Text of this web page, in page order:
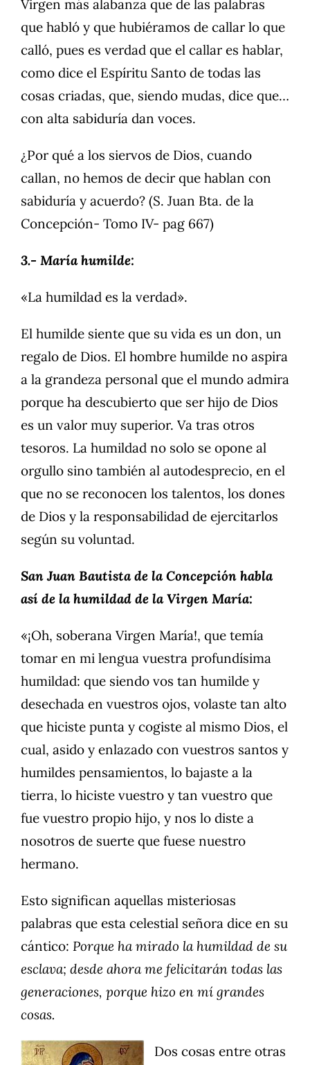
Virgen más alabanza que de las palabras
que habló y que hubiéramos de callar lo que
calló, pues es verdad que el callar es hablar,
como dice el Espíritu Santo de todas las
cosas criadas, que, siendo mudas, dice que…
con alta sabiduría dan voces.
¿Por qué a los siervos de Dios, cuando
callan, no hemos de decir que hablan con
sabiduría y acuerdo? (S. Juan Bta. de la
Concepción- Tomo IV- pag 667)
3.- María humilde:
«La humildad es la verdad».
El humilde siente que su vida es un don, un
regalo de Dios. El hombre humilde no aspira
a la grandeza personal que el mundo admira
porque ha descubierto que ser hijo de Dios
es un valor muy superior. Va tras otros
tesoros. La humildad no solo se opone al
orgullo sino también al autodesprecio, en el
que no se reconocen los talentos, los dones
de Dios y la responsabilidad de ejercitarlos
según su voluntad.
San Juan Bautista de la Concepción habla
así de la humildad de la Virgen María:
«¡Oh, soberana Virgen María!, que temía
tomar en mi lengua vuestra profundísima
humildad: que siendo vos tan humilde y
desechada en vuestros ojos, volaste tan alto
que hiciste punta y cogiste al mismo Dios, el
cual, asido y enlazado con vuestros santos y
humildes pensamientos, lo bajaste a la
tierra, lo hiciste vuestro y tan vuestro que
fue vuestro propio hijo, y nos lo diste a
nosotros de suerte que fuese nuestro
hermano.
Esto significan aquellas misteriosas
palabras que esta celestial señora dice en su
cántico: Porque ha mirado la humildad de su
esclava; desde ahora me felicitarán todas las
generaciones, porque hizo en mí grandes
cosas.
Dos cosas entre otras